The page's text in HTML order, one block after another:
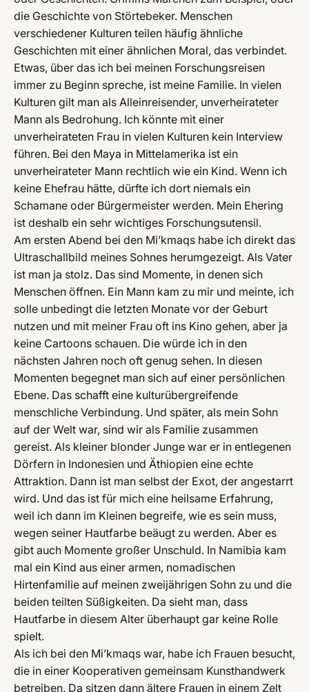
die Geschichte von Störtebeker. Menschen
verschiedener Kulturen teilen häufig ähnliche
Geschichten mit einer ähnlichen Moral, das verbindet.
Etwas, über das ich bei meinen Forschungsreisen
immer zu Beginn spreche, ist meine Familie. In vielen
Kulturen gilt man als Alleinreisender, unverheirateter
Mann als Bedrohung. Ich könnte mit einer
unverheirateten Frau in vielen Kulturen kein Interview
führen. Bei den Maya in Mittelamerika ist ein
unverheirateter Mann rechtlich wie ein Kind. Wenn ich
keine Ehefrau hätte, dürfte ich dort niemals ein
Schamane oder Bürgermeister werden. Mein Ehering
ist deshalb ein sehr wichtiges Forschungsutensil.
Am ersten Abend bei den Mi’kmaqs habe ich direkt das
Ultraschallbild meines Sohnes herumgezeigt. Als Vater
ist man ja stolz. Das sind Momente, in denen sich
Menschen öffnen. Ein Mann kam zu mir und meinte, ich
solle unbedingt die letzten Monate vor der Geburt
nutzen und mit meiner Frau oft ins Kino gehen, aber ja
keine Cartoons schauen. Die würde ich in den
nächsten Jahren noch oft genug sehen. In diesen
Momenten begegnet man sich auf einer persönlichen
Ebene. Das schafft eine kulturübergreifende
menschliche Verbindung. Und später, als mein Sohn
auf der Welt war, sind wir als Familie zusammen
gereist. Als kleiner blonder Junge war er in entlegenen
Dörfern in Indonesien und Äthiopien eine echte
Attraktion. Dann ist man selbst der Exot, der angestarrt
wird. Und das ist für mich eine heilsame Erfahrung,
weil ich dann im Kleinen begreife, wie es sein muss,
wegen seiner Hautfarbe beäugt zu werden. Aber es
gibt auch Momente großer Unschuld. In Namibia kam
mal ein Kind aus einer armen, nomadischen
Hirtenfamilie auf meinen zweijährigen Sohn zu und die
beiden teilten Süßigkeiten. Da sieht man, dass
Hautfarbe in diesem Alter überhaupt gar keine Rolle
spielt.
Als ich bei den Mi’kmaqs war, habe ich Frauen besucht,
die in einer Kooperativen gemeinsam Kunsthandwerk
betreiben. Da sitzen dann ältere Frauen in einem Zelt